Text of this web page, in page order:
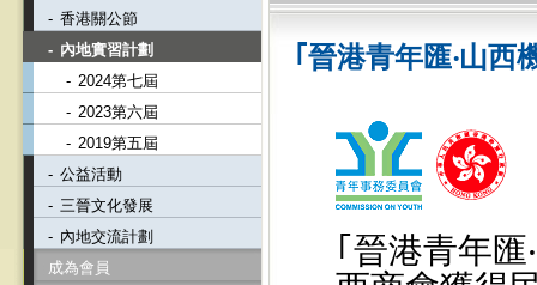
- 香港關公節
- 內地實習計劃
- 2024第七屆
- 2023第六屆
- 2019第五屆
- 公益活動
- 三晉文化發展
- 內地交流計劃
成為會員
｢晉港青年匯‧山西
｢晉港青年